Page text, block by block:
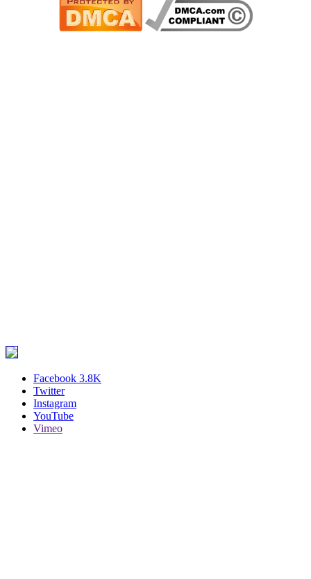
Facebook 3.8K
Twitter
Instagram
YouTube
Vimeo